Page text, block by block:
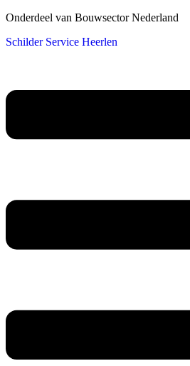
Onderdeel van Bouwsector Nederland
Schilder Service Heerlen